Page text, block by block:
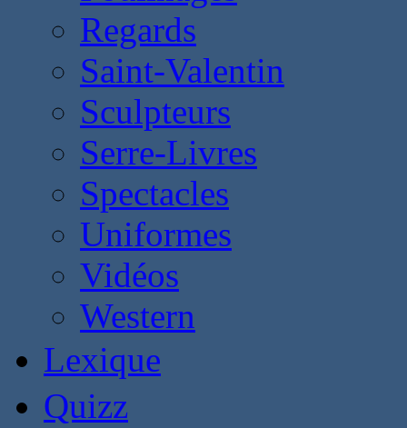
Regards
Saint-Valentin
Sculpteurs
Serre-Livres
Spectacles
Uniformes
Vidéos
Western
Lexique
Quizz